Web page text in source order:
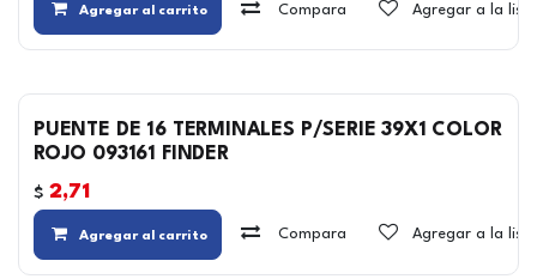
Agregar al carrito Compara Agregar a la
PUENTE DE 16 TERMINALES P/SERIE 39X1 COLOR
ROJO 093161 FINDER
$ 2,71
Agregar al carrito Compara Agregar a la